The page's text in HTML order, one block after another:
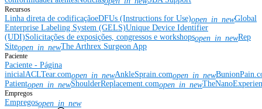
Recursos
Linha direta de codificaçãoeDFUs (Instructions for Use)open_in_newGlobal
Enterprise Labeling System (GELS)Unique Device Identifier
(UDI)Solicitações de exposições, congressos e workshopsopen_in_newRep
Siteopen_in_newThe Arthrex Surgeon App
Paciente
Paciente - Página
inicialACLTear.comopen_in_newAnkleSprain.comopen_in_new
Patientopen_in_newShoulderReplacement.comopen_in_new
Empregos
Empregosopen_in_new